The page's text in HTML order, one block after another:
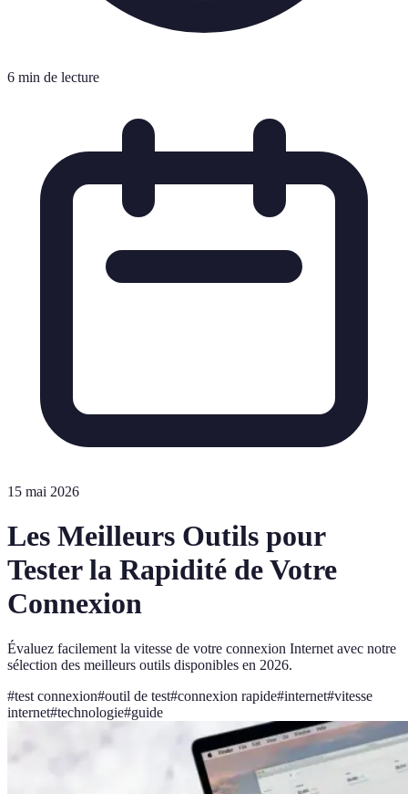
6 min de lecture
15 mai 2026
Les Meilleurs Outils pour
Tester la Rapidité de Votre
Connexion
Évaluez facilement la vitesse de votre connexion Internet avec notre
sélection des meilleurs outils disponibles en 2026.
#test connexion#outil de test#connexion rapide#internet#vitesse
internet#technologie#guide